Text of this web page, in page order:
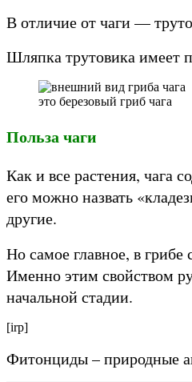
В отличие от чаги —
Шляпка трутовика имеет
это березовый гриб чага
Польза чаги
Как и все растения, чага
его можно назвать
другие.
Но самое главное, в
Именно этим свойством
начальной стадии.
[irp]
Фитонциды – природные